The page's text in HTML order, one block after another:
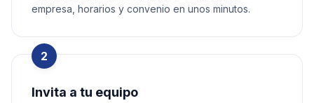
empresa, horarios y convenio en unos minutos.
2
Invita a tu equipo